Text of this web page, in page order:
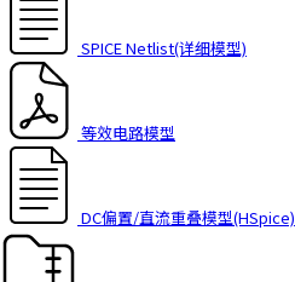
r
SPICE Netlist(详细模型)
等效电路模型
DC偏置/直流重叠模型(HSpice)